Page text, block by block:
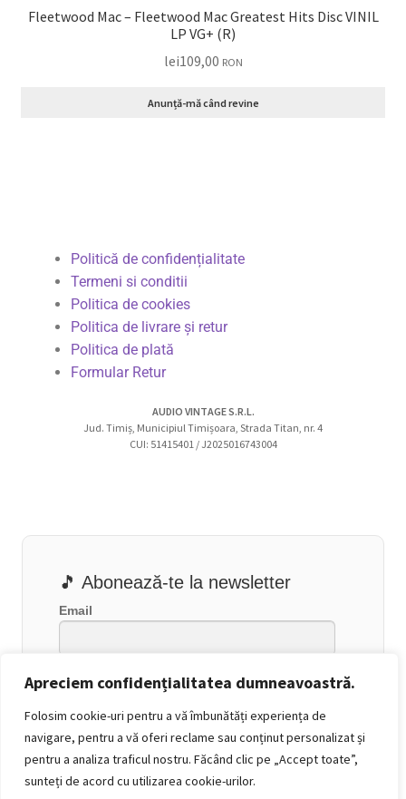
Apreciem confidențialitatea dumneavoastră.
Folosim cookie-uri pentru a vă îmbunătăți experiența de
navigare, pentru a vă oferi reclame sau conținut personalizat și
pentru a analiza traficul nostru. Făcând clic pe „Accept toate”,
sunteți de acord cu utilizarea cookie-urilor.
Fleetwood Mac – Fleetwood Mac Greatest Hits Disc VINIL
LP VG+ (R)
lei109,00 RON
Anunță-mă când revine
Politică de confidențialitate
Termeni si conditii
Politica de cookies
Politica de livrare și retur
Politica de plată
Formular Retur
AUDIO VINTAGE S.R.L.
Jud. Timiș, Municipiul Timișoara, Strada Titan, nr. 4
CUI: 51415401 / J2025016743004
🎵 Abonează-te la newsletter
Email